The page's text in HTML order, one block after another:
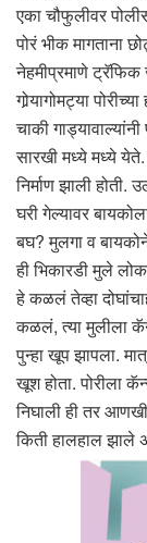
एका चौफुलीवर
पोरं भीक मागताना
नेहमीप्रमाणे ट्रॅफिक
गोर्‍यागोमट्या
चाकी
सारखी मध्ये मध्ये येते.
निर्माण झाली
घरी गेल्यावर
बघ? मुलगा व
ही भिकारडी मुले
हे कळलं तेव्हा
कळलं, त्या मुलीला
पुन्हा खूप झापला.
खूश होता. पोरीला
निघाली ही तर
किती हालहाल झाले